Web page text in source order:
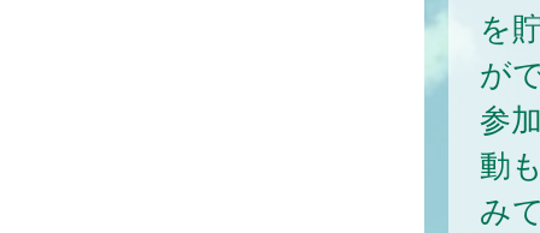
を
が
参
動
み